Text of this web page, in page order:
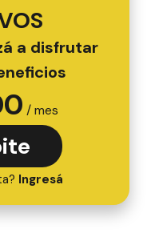
a disfrutar
/ mes
Ingresá